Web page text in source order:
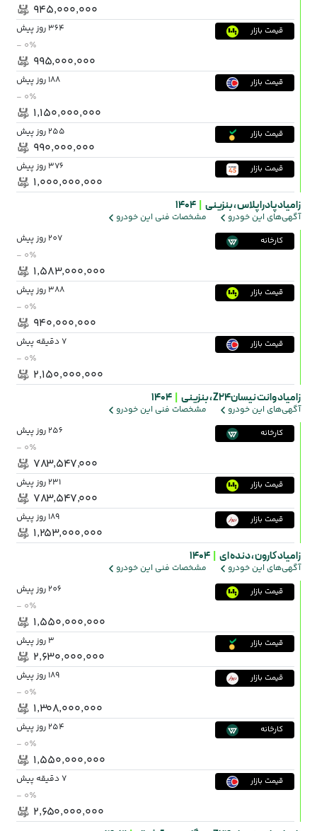
۹۴۵٬۰۰۰٬۰۰۰
قیمت بازار 364 روز پیش
- ۰٪
۹۹۵٬۰۰۰٬۰۰۰
قیمت بازار 188 روز پیش
- ۰٪
۱٬۱۵۰٬۰۰۰٬۰۰۰
قیمت بازار 255 روز پیش
۹۹۰٬۰۰۰٬۰۰۰
قیمت بازار 376 روز پیش
۱٬۰۰۰٬۰۰۰٬۰۰۰
زامیاد پادرا پلاس ،بنزینی 1404
آگهی‌های این خودرو مشخصات فنی این خودرو
کارخانه 207 روز پیش
- ۰٪
۱٬۵۸۳٬۰۰۰٬۰۰۰
قیمت بازار 388 روز پیش
- ۰٪
۹۴۰٬۰۰۰٬۰۰۰
قیمت بازار 7 دقیقه پیش
- ۰٪
۲٬۱۵۰٬۰۰۰٬۰۰۰
زامیاد وانت نیسانZ24 ، بنزینی 1404
آگهی‌های این خودرو مشخصات فنی این خودرو
کارخانه 256 روز پیش
- ۰٪
۷۸۳٬۵۴۷٬۰۰۰
قیمت بازار 231 روز پیش
۷۸۳٬۵۴۷٬۰۰۰
قیمت بازار 189 روز پیش
۱٬۲۵۳٬۰۰۰٬۰۰۰
زامیاد کارون ،دنده ای 1404
آگهی‌های این خودرو مشخصات فنی این خودرو
قیمت بازار 206 روز پیش
- ۰٪
۱٬۵۵۰٬۰۰۰٬۰۰۰
قیمت بازار 3 روز پیش
۲٬۶۳۰٬۰۰۰٬۰۰۰
قیمت بازار 189 روز پیش
- ۰٪
۱٬۳۰۸٬۰۰۰٬۰۰۰
کارخانه 254 روز پیش
- ۰٪
۱٬۵۵۰٬۰۰۰٬۰۰۰
قیمت بازار 7 دقیقه پیش
- ۰٪
۲٬۶۵۰٬۰۰۰٬۰۰۰